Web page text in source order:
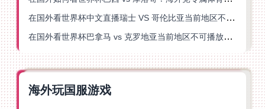
在国外看世界杯中文直播瑞士 VS 哥伦比亚当前地区不可播放？这篇指南帮你搞定
在国外看世界杯巴拿马 vs 克罗地亚当前地区不可播放？这篇指南帮你轻松解决海外体育直播难题
海外玩国服游戏